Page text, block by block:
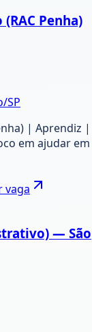
Penha)
SP
| Aprendiz |
em ajudar em
vaga
— São